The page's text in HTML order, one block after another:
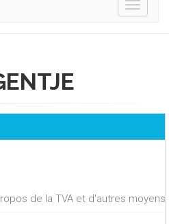
Toggle
de la TVA et d'autres